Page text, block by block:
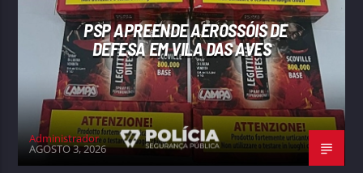
PSP APREENDE AEROSSÓIS DE
DEFESA EM VILA DAS AVES
Administrador
AGOSTO 3, 2026